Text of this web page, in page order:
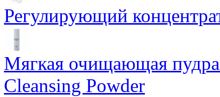
Регулирующий
Мягкая очищающая
Cleansing Powder